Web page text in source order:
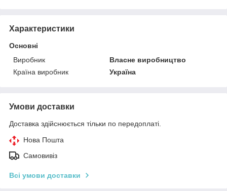
Характеристики
Основні
Виробник
Власне виробництво
Країна виробник
Україна
Умови доставки
Доставка здійснюється тільки по передоплаті.
Нова Пошта
Самовивіз
Всі умови доставки